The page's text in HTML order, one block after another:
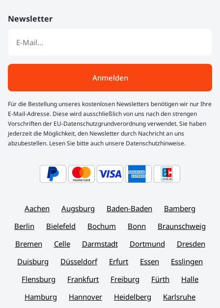
Newsletter
Anmelden
Für die Bestellung unseres kostenlosen Newsletters benötigen wir nur Ihre
E-Mail-Adresse. Diese wird ausschließlich von uns nach den strengen
Vorschriften der EU-Datenschutzgrundverordnung verwendet. Sie haben
jederzeit die Möglichkeit, den Newsletter durch Nachricht an uns
abzubestellen. Lesen Sie bitte auch unsere Datenschutzhinweise.
Aachen Augsburg Baden-Baden
Bamberg
Berlin
Bielefeld Bochum Bonn
Braunschweig
Bremen
Celle Darmstadt Dortmund
Dresden
Duisburg
Düsseldorf Erfurt Essen
Esslingen
Flensburg
Frankfurt Freiburg Fürth
Halle
Hamburg
Hannover Heidelberg Karlsruhe